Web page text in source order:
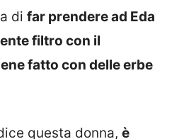
di far prendere ad Eda
filtro con il
fatto con delle erbe
questa donna, è